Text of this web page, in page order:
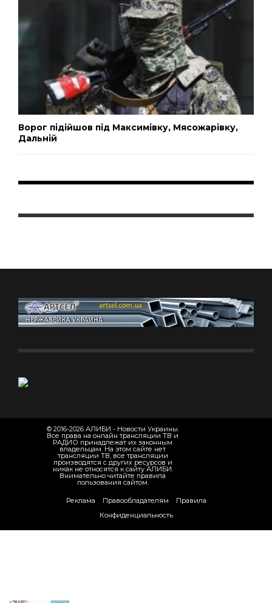
Ворог підійшов під Максимівку, Мясожарівку,
Дальній
© 2016-2026 АЛИБИ - Новости Украины.
Все права на онлайн трансляции ТВ и
РАДИО принадлежат их законным
владельцам. На этом сайте нет
трансляции ТВ, все трансляции
производятся с других ресурсов и
никак не относятся к сайту АЛИБИ.
Внимательно читайте правила
пользования сайтом.
Реклама Правообладателям
Правила
Конфиденциальность